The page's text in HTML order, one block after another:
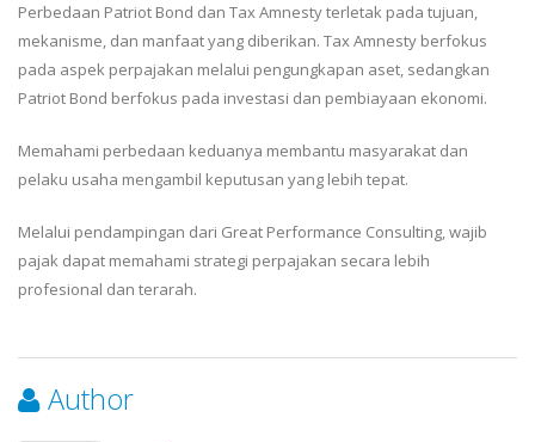
Perbedaan Patriot Bond dan Tax Amnesty terletak pada tujuan,
mekanisme, dan manfaat yang diberikan. Tax Amnesty berfokus
pada aspek perpajakan melalui pengungkapan aset, sedangkan
Patriot Bond berfokus pada investasi dan pembiayaan ekonomi.
Memahami perbedaan keduanya membantu masyarakat dan
pelaku usaha mengambil keputusan yang lebih tepat.
Melalui pendampingan dari Great Performance Consulting, wajib
pajak dapat memahami strategi perpajakan secara lebih
profesional dan terarah.
Author